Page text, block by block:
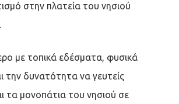
στην πλατεία του νησιού
με τοπικά εδέσματα, φυσικά
την δυνατότητα να γευτείς
τα μονοπάτια του νησιού σε